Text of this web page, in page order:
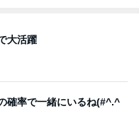
大活躍
確率で一緒にいるね(#^.^